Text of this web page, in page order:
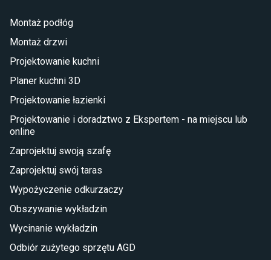
Taras i balkon
Sztuczna trawa miękka
Koce i pledy
Płytki na balkon
Lampy stojące LED
Płytki
Płytki Cersanit
Płytki wielkoformatowe
Glazura
Płytki marmurowe
Montaż podłóg
Montaż drzwi
Projektowanie kuchni
Planer kuchni 3D
Projektowanie łazienki
Projektowanie i doradztwo z Ekspertem - na miejscu lub
online
Zaprojektuj swoją szafę
Zaprojektuj swój taras
Wypożyczenie odkurzaczy
Obszywanie wykładzin
Wycinanie wykładzin
Odbiór zużytego sprzętu AGD